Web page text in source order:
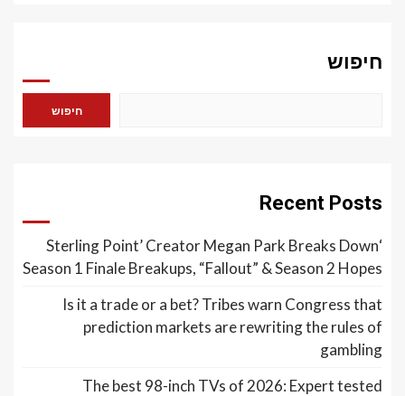
חיפוש
חיפוש
Recent Posts
‘Sterling Point’ Creator Megan Park Breaks Down
Season 1 Finale Breakups, “Fallout” & Season 2 Hopes
Is it a trade or a bet? Tribes warn Congress that
prediction markets are rewriting the rules of
gambling
The best 98-inch TVs of 2026: Expert tested